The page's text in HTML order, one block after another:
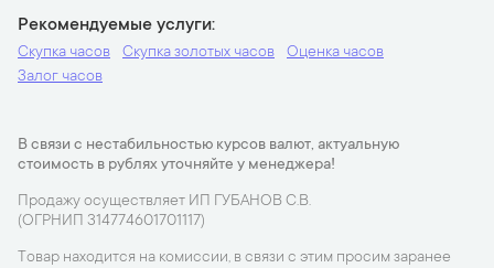
Рекомендуемые услуги
Скупка часов Скупка золотых часов
Оценка часов
Залог часов
В связи с нестабильностью курсов валют, актуальную
стоимость в рублях уточняйте у менеджера!
Продажу осуществляет ИП ГУБАНОВ С.В.
(ОГРНИП 314774601701117)
Товар находится на комиссии, в связи с этим просим заранее